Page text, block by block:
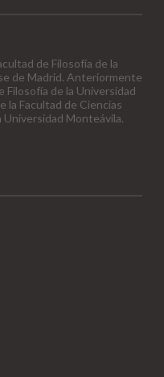
de Filosofía de la
de Madrid. Anteriormente
Filosofía de la Universidad
la Facultad de Ciencias
Universidad Monteávila.